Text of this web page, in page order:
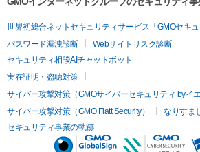
世界初総合ネットセキュリティサービス「GMOセキュ
パスワード漏洩診断
Webサイトリスク診断
セキュリティ相談AIチャットボット
実在証明・盗聴対策
サイバー攻撃対策（GMOサイバーセキュリティ byイエ
サイバー攻撃対策（GMO Flatt Security）
なりすま
セキュリティ事業の軌跡